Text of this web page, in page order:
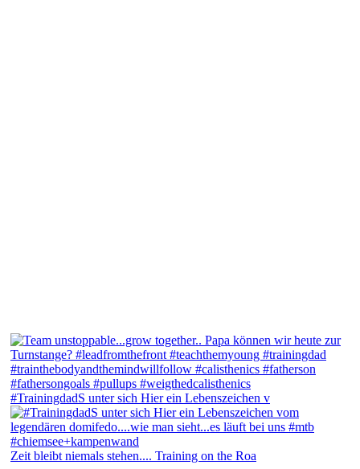
#TrainingdadS unter sich Hier ein Lebenszeichen v
Zeit bleibt niemals stehen.... Training on the Roa